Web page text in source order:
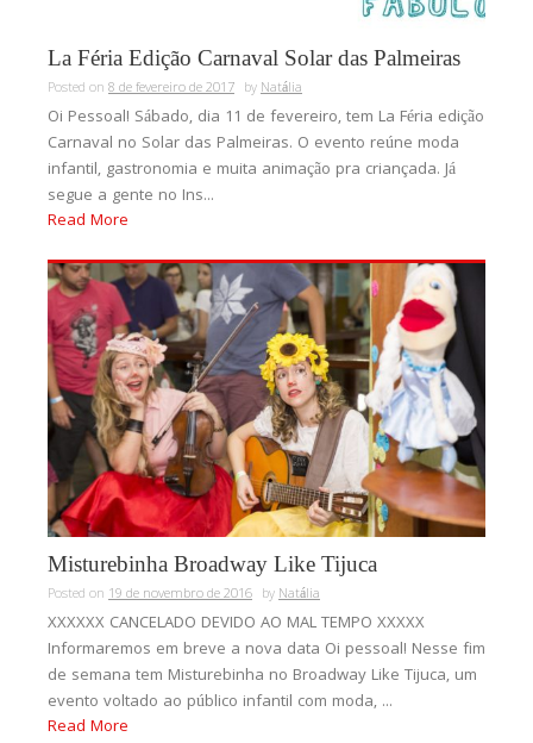
La Féria Edição Carnaval Solar das Palmeiras
Posted on 8 de fevereiro de 2017 byNatália
Oi Pessoal! Sábado, dia 11 de fevereiro, tem La Féria edição
Carnaval no Solar das Palmeiras. O evento reúne moda
infantil, gastronomia e muita animação pra criançada. Já
segue a gente no Ins...
Read More
Misturebinha Broadway Like Tijuca
Posted on 19 de novembro de 2016 byNatália
XXXXXX CANCELADO DEVIDO AO MAL TEMPO XXXXX
Informaremos em breve a nova data Oi pessoal! Nesse fim
de semana tem Misturebinha no Broadway Like Tijuca, um
evento voltado ao público infantil com moda, ...
Read More